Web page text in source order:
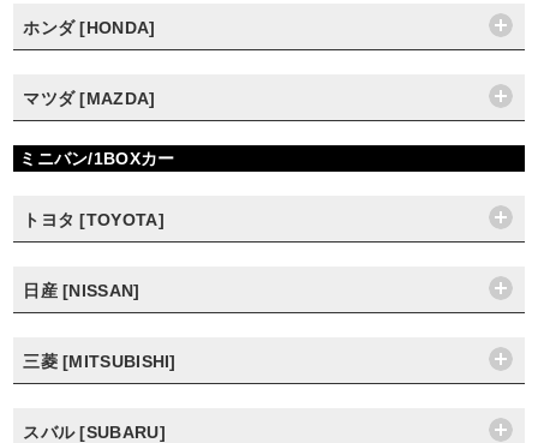
ホンダ [HONDA]
マツダ [MAZDA]
ミニバン/1BOXカー
トヨタ [TOYOTA]
日産 [NISSAN]
三菱 [MITSUBISHI]
スバル [SUBARU]